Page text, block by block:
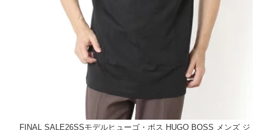
FINAL SALE26SSモデルヒューゴ・ボス HUGO BOSS メンズ ジ